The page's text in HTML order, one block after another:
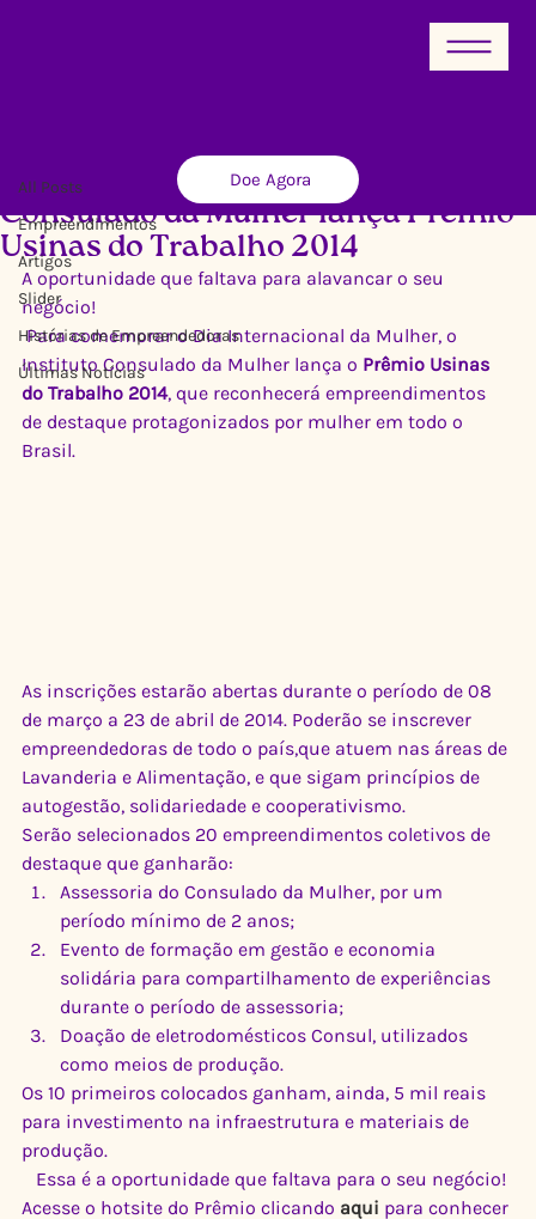
Doe Agora
All Posts
Empreendimentos
Artigos
Slider
Histórias de Empreendedoras
Últimas Notícias
Consulado da Mulher lança Prêmio
Usinas do Trabalho 2014
Ricardo Xavier 8 de mar. de 2014 2 min de leitura
A oportunidade que faltava para alavancar o seu
negócio!
Para comemorar o Dia Internacional da Mulher, o
Instituto Consulado da Mulher lança o Prêmio Usinas
do Trabalho 2014, que reconhecerá empreendimentos
de destaque protagonizados por mulher em todo o
Brasil.
As inscrições estarão abertas durante o período de 08
de março a 23 de abril de 2014. Poderão se inscrever
empreendedoras de todo o país,que atuem nas áreas de
Lavanderia e Alimentação, e que sigam princípios de
autogestão, solidariedade e cooperativismo.
Serão selecionados 20 empreendimentos coletivos de
destaque que ganharão:
Assessoria do Consulado da Mulher, por um
período mínimo de 2 anos;
Evento de formação em gestão e economia
solidária para compartilhamento de experiências
durante o período de assessoria;
Doação de eletrodomésticos Consul, utilizados
como meios de produção.
Os 10 primeiros colocados ganham, ainda, 5 mil reais
para investimento na infraestrutura e materiais de
produção.
Essa é a oportunidade que faltava para o seu negócio!
Acesse o hotsite do Prêmio clicando aqui para conhecer